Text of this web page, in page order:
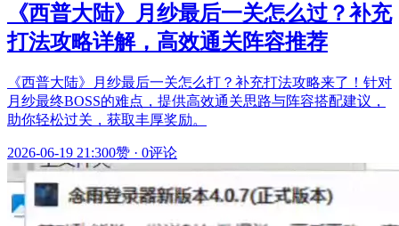
《西普大陆》月纱最后一关怎么过？补充
打法攻略详解，高效通关阵容推荐
《西普大陆》月纱最后一关怎么打？补充打法攻略来了！针对
月纱最终BOSS的难点，提供高效通关思路与阵容搭配建议，
助你轻松过关，获取丰厚奖励。
2026-06-19 21:300赞 · 0评论